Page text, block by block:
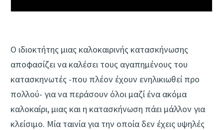
Ο ιδιοκτήτης μιας καλοκαιρινής κατασκήνωσης
αποφασίζει να καλέσει τους αγαπημένους του
κατασκηνωτές -που πλέον έχουν ενηλικιωθεί προ
πολλού- για να περάσουν όλοι μαζί ένα ακόμα
καλοκαίρι, μιας και η κατασκήνωση πάει μάλλον για
κλείσιμο. Μία ταινία για την οποία δεν έχεις υψηλές